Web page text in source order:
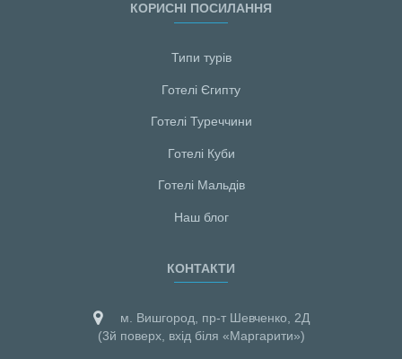
КОРИСНІ ПОСИЛАННЯ
Типи турів
Готелі Єгипту
Готелі Туреччини
Готелі Куби
Готелі Мальдiв
Наш блог
КОНТАКТИ
м. Вишгород, пр-т Шевченко, 2Д
(3й поверх, вхід біля «Маргарити»)